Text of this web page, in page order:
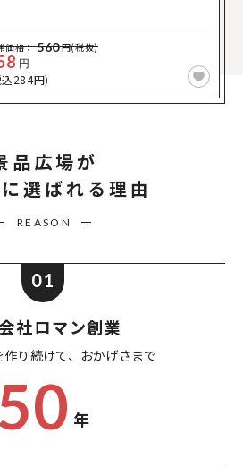
価格： 560円(税抜)
円
284円)
品広場が
選ばれる理由
REASON
01
社ロマン創業
り続けて、 おかげさまで
50 年